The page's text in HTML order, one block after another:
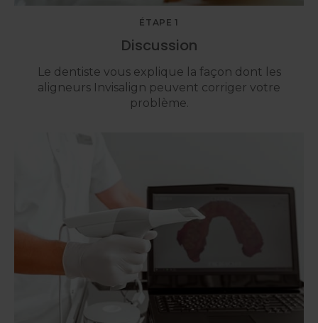
ÉTAPE 1
Discussion
Le dentiste vous explique la façon dont les
aligneurs Invisalign peuvent corriger votre
problème.